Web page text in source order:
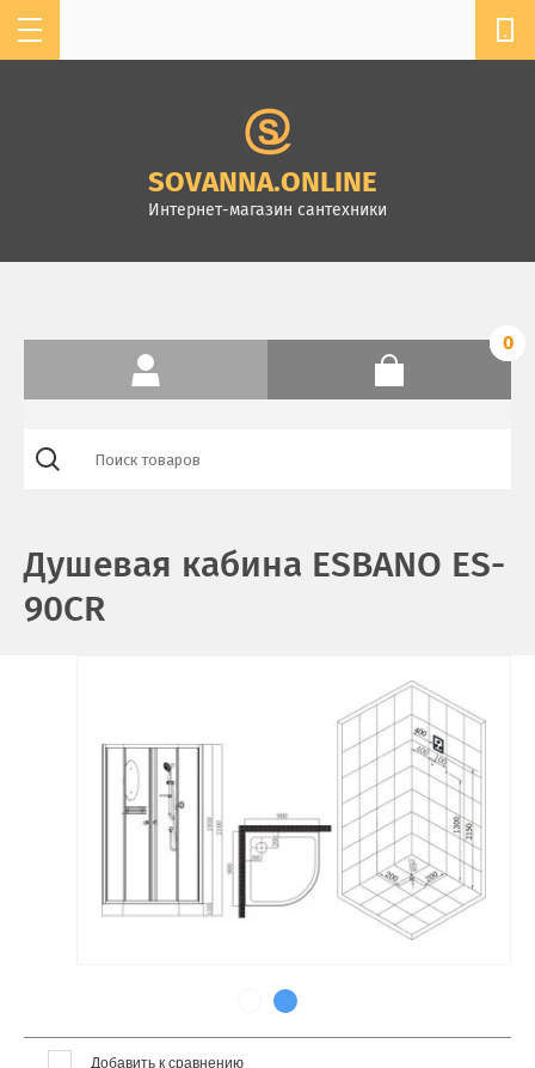
SOVANNA.ONLINE
Интернет-магазин сантехники
0
Душевая кабина ESBANO ES-
90CR
Добавить к сравнению
г. Санкт-Петербург,
Комендантский пр.4, ТК